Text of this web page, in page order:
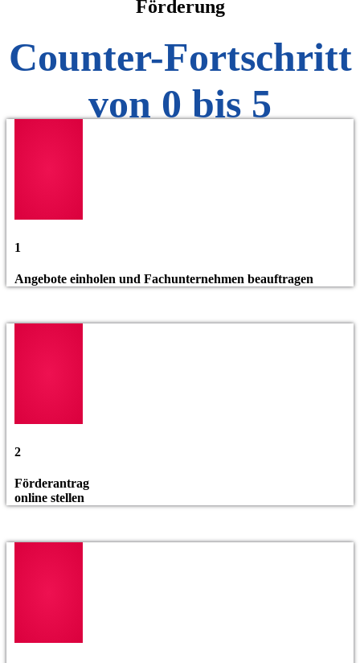
Förderung
Counter-Fortschritt
von 0 bis 5
1
Angebote einholen und Fachunternehmen beauftragen
2
Förderantrag
online stellen